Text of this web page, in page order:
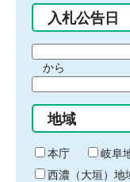
入札公告日
間
始
り
から
間
終
わ
り
地域
本庁
岐阜
西濃（大垣）地